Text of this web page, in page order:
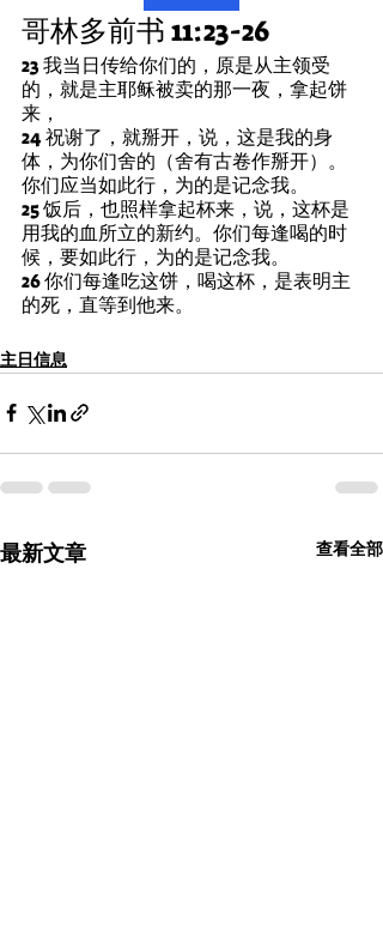
哥林多前书 11:23-26
23 我当日传给你们的，原是从主领受
的，就是主耶稣被卖的那一夜，拿起饼
来，
24 祝谢了，就掰开，说，这是我的身
体，为你们舍的（舍有古卷作掰开）。
你们应当如此行，为的是记念我。
25 饭后，也照样拿起杯来，说，这杯是
用我的血所立的新约。你们每逢喝的时
候，要如此行，为的是记念我。
26 你们每逢吃这饼，喝这杯，是表明主
的死，直等到他来。
主日信息
最新文章 查看全部